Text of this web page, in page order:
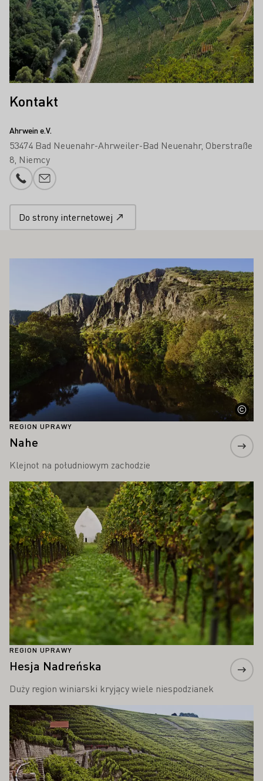
Kontakt
Ahrwein e.V.
53474 Bad Neuenahr-Ahrweiler-Bad Neuenahr Oberstraße
8 Niemcy
Numer telefonu
Proszę dodać e-mail
Do strony internetowej
ZAINTERESOWAĆ
REGION UPRAWY
Nahe
Klejnot na południowym zachodzie
REGION UPRAWY
Hesja Nadreńska
Duży region winiarski kryjący wiele niespodzianek
Proszę dowiedzieć się więcej
Proszę dowiedzieć się więcej